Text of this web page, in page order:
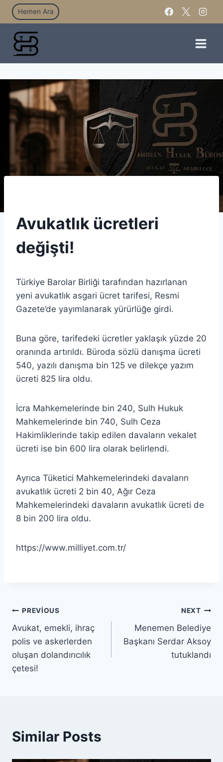
Hemen Ara
Avukatlık ücretleri
değişti!
Türkiye Barolar Birliği tarafından hazırlanan
yeni avukatlık asgari ücret tarifesi, Resmi
Gazete’de yayımlanarak yürürlüğe girdi.
Buna göre, tarifedeki ücretler yaklaşık yüzde 20
oranında artırıldı. Büroda sözlü danışma ücreti
540, yazılı danışma bin 125 ve dilekçe yazım
ücreti 825 lira oldu.
İcra Mahkemelerinde bin 240, Sulh Hukuk
Mahkemelerinde bin 740, Sulh Ceza
Hakimliklerinde takip edilen davaların vekalet
ücreti ise bin 600 lira olarak belirlendi.
Ayrıca Tüketici Mahkemelerindeki davaların
avukatlık ücreti 2 bin 40, Ağır Ceza
Mahkemelerindeki davaların avukatlık ücreti de
8 bin 200 lira oldu.
https://www.milliyet.com.tr/
PREVIOUS
Avukat, emekli, ihraç
polis ve askerlerden
oluşan dolandırıcılık
çetesi!
NEXT
Menemen Belediye
Başkanı Serdar Aksoy
tutuklandı
Similar Posts